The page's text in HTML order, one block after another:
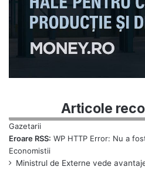
Articole
Eroare RSS: WP HTTP Error: Nu a
Ministrul de Externe vede